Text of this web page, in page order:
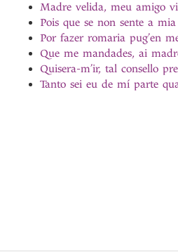
Madre velida, meu amigo vi
Pois que se non sente a
Por fazer romaria pug’en
Que me mandades, ai
Quisera-m’ir, tal consello
Tanto sei eu de mí parte